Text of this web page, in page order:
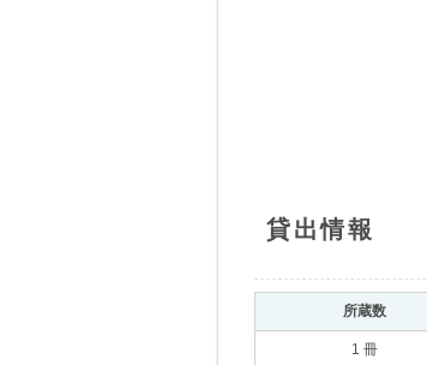
貸出情報
所蔵数
1 冊